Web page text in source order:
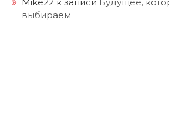
выбираем